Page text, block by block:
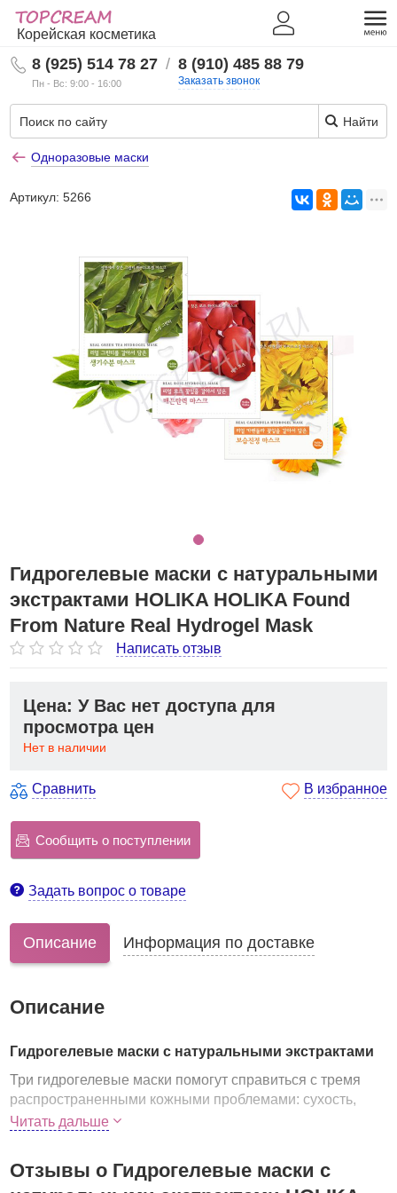
Корейская косметика
8 (925) 514 78 27
Пн - Вс: 9:00 - 16:00
/ 8 (910) 485 88 79
Заказать звонок
Найти
Одноразовые маски
Артикул:5266
Гидрогелевые маски с натуральными
экстрактами HOLIKA HOLIKA Found
From Nature Real Hydrogel Mask
Написать отзыв
Цена: У Вас нет доступа для
просмотра цен
Нет в наличии
Сравнить В избранное
Сообщить о поступлении
Задать вопрос о товаре
Описание Информация по доставке
Описание
Гидрогелевые маски с натуральными экстрактами
Три гидрогелевые маски помогут справиться с тремя
распространенными кожными проблемами: сухость,
воспаления и жирный блеск. В составе каждой маски
Маски выполнены из гидрогеля, который по
Читать дальше
Отзывы о Гидрогелевые маски с